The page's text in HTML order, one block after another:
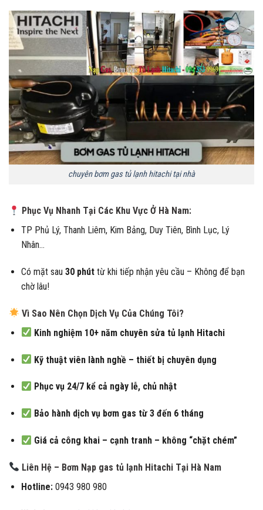
chuyên bơm gas tủ lạnh hitachi tại nhà
Phục Vụ Nhanh Tại Các Khu Vực Ở Hà Nam:
TP Phủ Lý, Thanh Liêm, Kim Bảng, Duy Tiên, Bình Lục, Lý
Nhân…
Có mặt sau 30 phúttừ khi tiếp nhận yêu cầu – Không để bạn
chờ lâu!
Vì Sao Nên Chọn Dịch Vụ Của Chúng Tôi?
Kinh nghiệm 10+ năm chuyên sửa tủ lạnh Hitachi
Kỹ thuật viên lành nghề – thiết bị chuyên dụng
Phục vụ 24/7 kể cả ngày lễ, chủ nhật
Bảo hành dịch vụ bơm gas từ 3 đến 6 tháng
Giá cả công khai – cạnh tranh – không “chặt chém”
Liên Hệ – Bơm Nạp gas tủ lạnh Hitachi Tại Hà Nam
Hotline:0943 980 980